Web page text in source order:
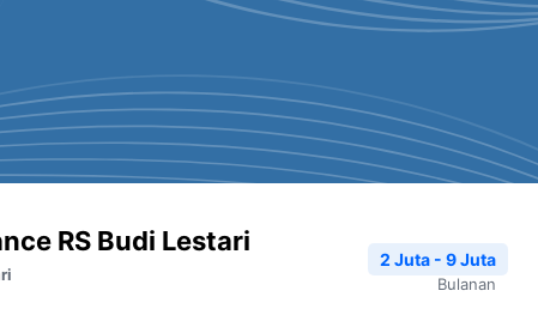
RS Budi Lestari
2 Juta - 9 Juta
Bulanan